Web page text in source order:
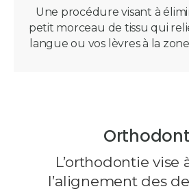
Une procédure visant à
petit morceau de tissu qui
langue ou vos lèvres à la
L’orthodontie vise
l’alignement des